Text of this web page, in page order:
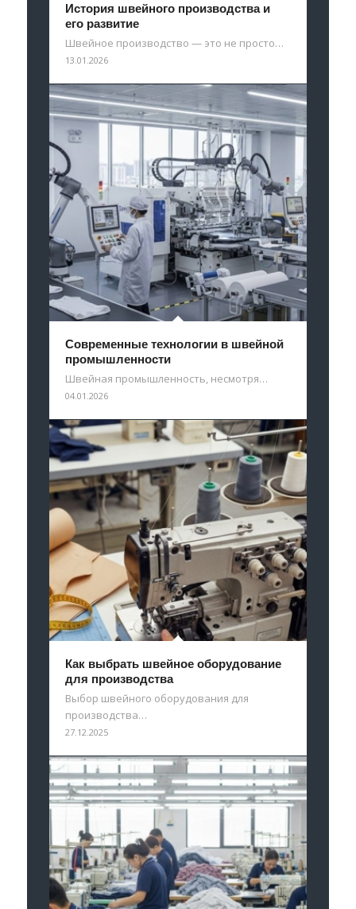
История швейного производства и
его развитие
Швейное производство — это не просто…
13.01.2026
Современные технологии в швейной
промышленности
Швейная промышленность, несмотря…
04.01.2026
Как выбрать швейное оборудование
для производства
Выбор швейного оборудования для
производства…
27.12.2025